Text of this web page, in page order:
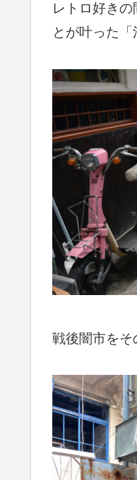
レトロ好き
とが叶った「
戦後闇市をそ